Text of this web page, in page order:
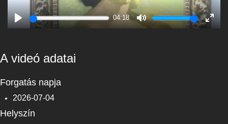
Play
04:18
Mute
Enter
A videó adatai
Forgatás napja
2026-07-04
Helyszín